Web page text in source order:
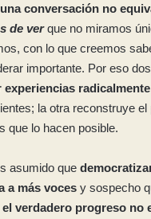
conversación no
de verque no miramos
con lo que creemos
importante. Por eso
experiencias
la otra reconstruye
que lo hacen posible.
asumido que
a más voces y sospecho
el verdadero progreso no